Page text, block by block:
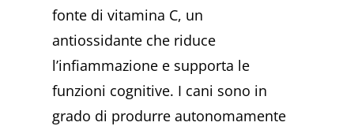
fonte di vitamina C, un
antiossidante che riduce
l’infiammazione e supporta le
funzioni cognitive. I cani sono in
grado di produrre autonomamente